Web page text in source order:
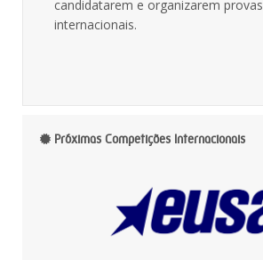
candidatarem e organizarem provas
internacionais.
Próximas Competições Internacionais